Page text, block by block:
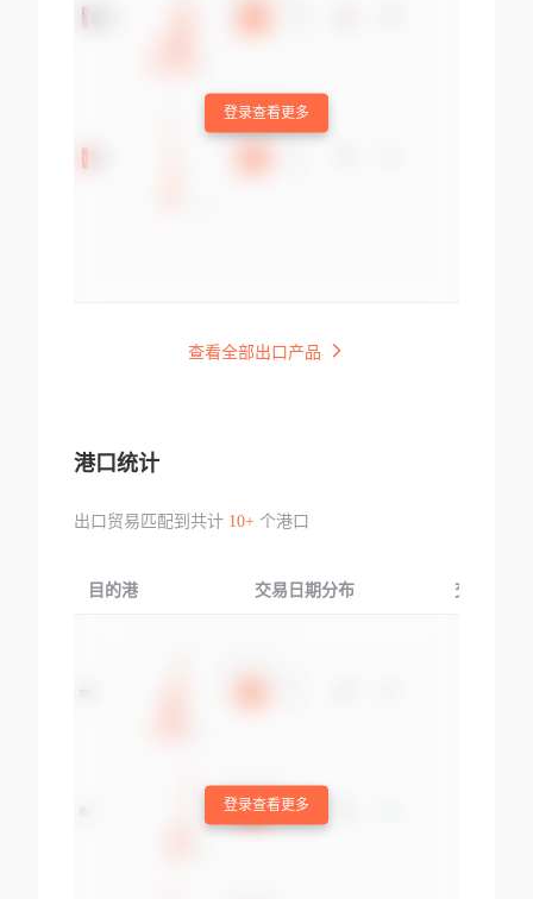
登录查看更多
查看全部出口产品
港口统计
出口贸易匹配到共计 10+个港口
目的港 交易日期分布 交易产品
登录查看更多